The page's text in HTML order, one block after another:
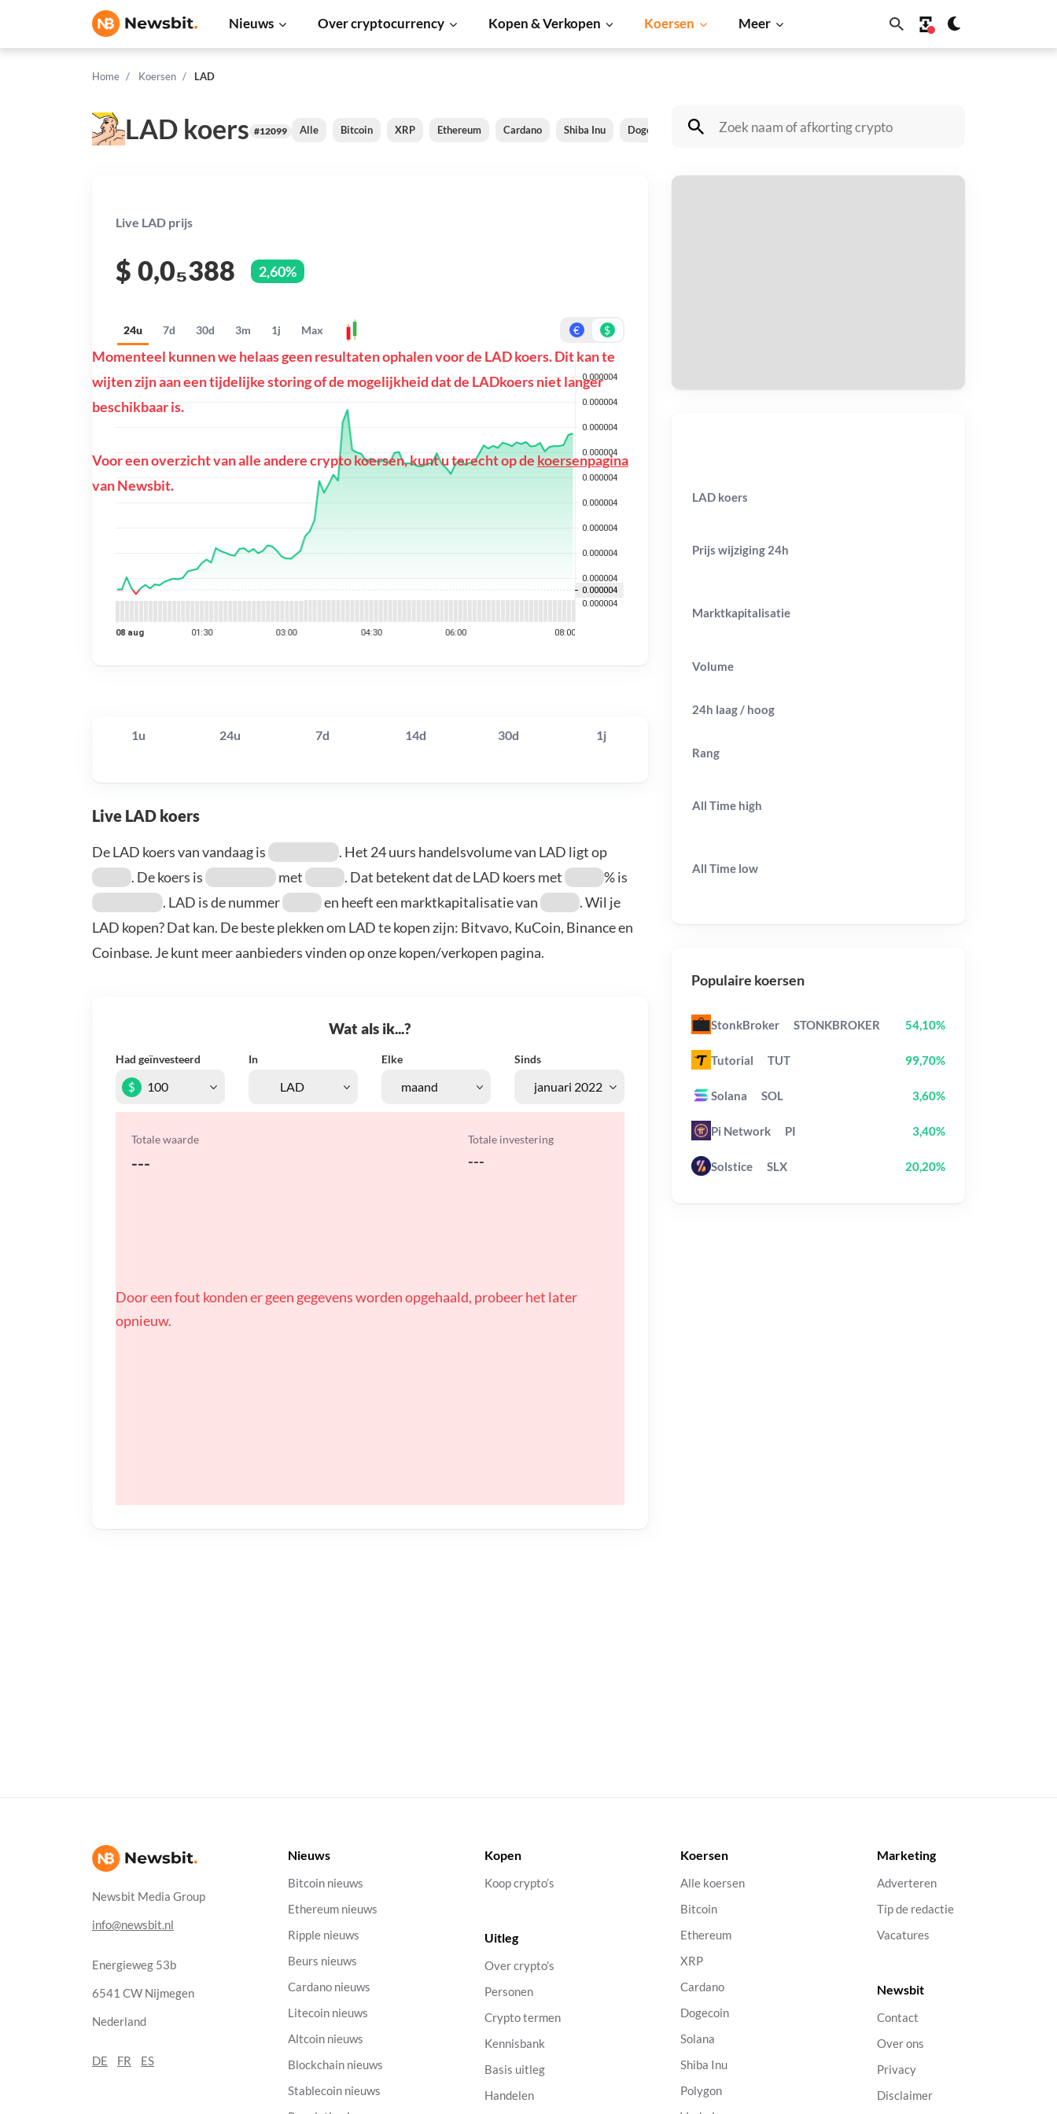
Nieuws Over cryptocurrency Kopen & Verkopen Koersen Meer
Home Koersen LAD
LAD koers #12099 Alle Bitcoin XRP Ethereum Cardano Shiba Inu Dogecoin Solana BNB
Live LAD prijs
$ 0,0₅388 2,60%
24u 7d 30d 3m 1j Max € $
Momenteel kunnen we helaas geen resultaten ophalen voor de LAD koers. Dit kan te
wijten zijn aan een tijdelijke storing of de mogelijkheid dat de LADkoers niet langer
beschikbaar is.
Voor een overzicht van alle andere crypto koersen, kunt u terecht op de koersenpagina
van Newsbit.
1u 24u 7d 14d 30d 1j
Live LAD koers
De LAD koers van vandaag is
. Het 24 uurs handelsvolume van LAD ligt op
. De koers is
met . Dat betekent dat de LAD koers met
% is
. LAD is de nummer
en heeft een marktkapitalisatie van
. Wil je
LAD kopen? Dat kan. De beste plekken om LAD te kopen zijn: Bitvavo, KuCoin, Binance en
Coinbase. Je kunt meer aanbieders vinden op onze kopen/verkopen pagina.
Wat als ik...?
Had geïnvesteerd In Elke Sinds
$
Totale waarde
---
Totale investering
---
Door een fout konden er geen gegevens worden opgehaald, probeer het later
opnieuw.
LAD koers
Prijs wijziging 24h
Marktkapitalisatie
Volume
24h laag / hoog
Rang
All Time high
All Time low
Populaire koersen
StonkBroker STONKBROKER 54,10%
Tutorial TUT 99,70%
Solana SOL 3,60%
Pi Network PI 3,40%
Solstice SLX 20,20%
Newsbit Media Group
info@newsbit.nl
Energieweg 53b
6541 CW Nijmegen
Nederland
DE FR ES
Nieuws
Bitcoin nieuws
Ethereum nieuws
Ripple nieuws
Beurs nieuws
Cardano nieuws
Litecoin nieuws
Altcoin nieuws
Blockchain nieuws
Stablecoin nieuws
Kopen
Koop crypto’s
Uitleg
Over crypto’s
Personen
Crypto termen
Kennisbank
Basis uitleg
Handelen
Koersen
Alle koersen
Bitcoin
Ethereum
XRP
Cardano
Dogecoin
Solana
Shiba Inu
Polygon
Marketing
Adverteren
Tip de redactie
Vacatures
Newsbit
Contact
Over ons
Privacy
Disclaimer